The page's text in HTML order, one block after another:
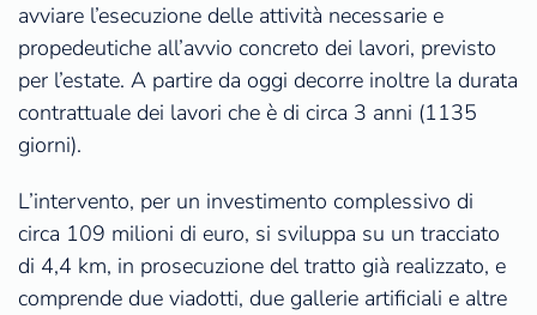
avviare l’esecuzione delle attività necessarie e
propedeutiche all’avvio concreto dei lavori, previsto
per l’estate. A partire da oggi decorre inoltre la durata
contrattuale dei lavori che è di circa 3 anni (1135
giorni).
L’intervento, per un investimento complessivo di
circa 109 milioni di euro, si sviluppa su un tracciato
di 4,4 km, in prosecuzione del tratto già realizzato, e
comprende due viadotti, due gallerie artificiali e altre